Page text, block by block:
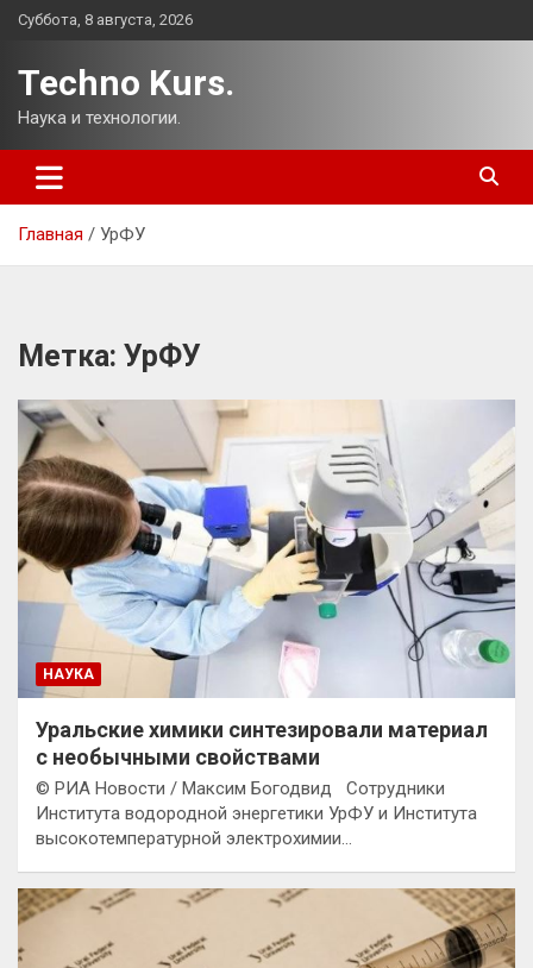
Перейти
Суббота, 8 августа, 2026
Techno Kurs.
Наука и технологии.
Главная УрФУ
Метка: УрФУ
НАУКА
Уральские химики синтезировали материал
с необычными свойствами
© РИА Новости / Максим Богодвид Сотрудники
Института водородной энергетики УрФУ и Института
высокотемпературной электрохимии…